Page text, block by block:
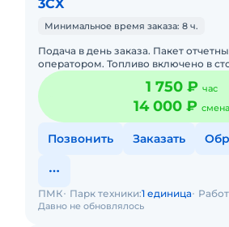
3CX
Минимальное время заказа: 8 ч.
Подача в день заказа. Пакет
оператором. Топливо включено в
Краткосрочная аренда.
Бесплатная доставка на м1 750 ₽ час
14 000 ₽ смена
Позвонить Заказать
Давно не обновлялось
ПМК Парк техники:1 единица